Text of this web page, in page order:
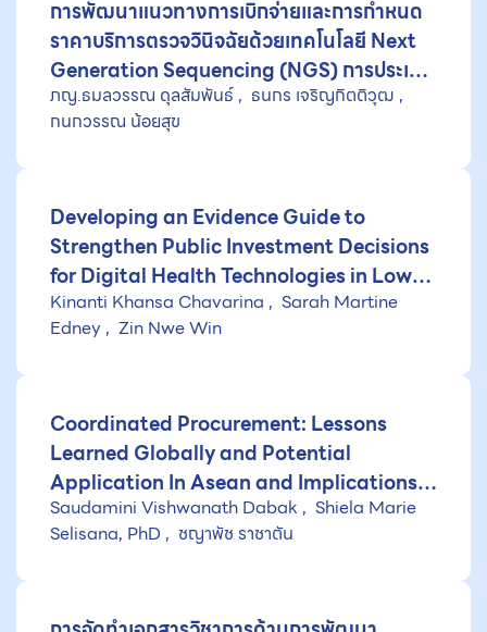
การพัฒนาแนวทางการเบิกจ่ายและการกำหนด
ราคาบริการตรวจวินิจฉัยด้วยเทคโนโลยี Next
Generation Sequencing (NGS) การประเมิน
เศรษฐศาสตร์ด้านขนาดการให้บริการ และการ
จัดทำแนวปฏิบัติที่เหมาะสมสำหรับระบบบริการ
สุขภาพไทย
ภญ.ธมลวรรณ ดุลสัมพันธ์
ธนกร เจริญกิตติวุฒ
กนกวรรณ น้อยสุข
Developing an Evidence Guide to
Strengthen Public Investment Decisions
for Digital Health Technologies in Low-
and Middle-Income Countries
Kinanti Khansa Chavarina
Edney
Zin Nwe Win
Coordinated Procurement: Lessons
Learned Globally and Potential
Application In Asean and Implications
for Antibiotics
Saudamini Vishwanath Dabak
Selisana, PhD
ชญาพัช ราชาตัน